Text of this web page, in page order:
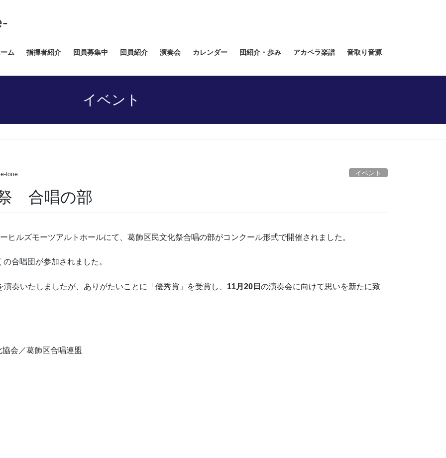
ム 指揮者紹介 団員募集中 団員紹介 演奏会 カレンダー 団紹介・歩み アカペラ楽譜 音取り音源
イベント
tone イベント
合唱の部
ヒルズモーツアルトホールにて、葛飾区民文化祭合唱の部がコンクール形式で開催されました。
合唱団が参加されました。
奏いたしましたが、ありがたいことに「優秀賞」を受賞し、 11月20日 の演奏会に向けて思いを新たに致
会／葛飾区合唱連盟